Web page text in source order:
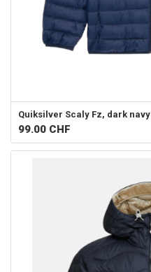
Quiksilver Scaly Fz, dark navy
99.00 CHF